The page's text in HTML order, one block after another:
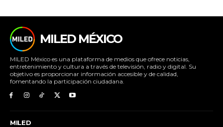
MILED MÉXICO
MILED México es una plataforma de medios que ofrece noticias,
entretenimiento y cultura a través de televisión, radio y digital. Su
objetivo es proporcionar información accesible y de calidad,
fomentando la participación ciudadana.
MILED